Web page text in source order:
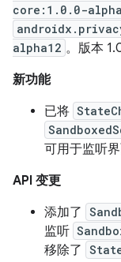
core:1.0.0-
alpha12 。版本
新功能
已将
可用于监听
API 变更
添加了
监听
移除了